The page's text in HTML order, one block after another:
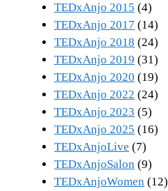
TEDxAnjo 2015 (4)
TEDxAnjo 2017 (14)
TEDxAnjo 2018 (24)
TEDxAnjo 2019 (31)
TEDxAnjo 2020 (19)
TEDxAnjo 2022 (24)
TEDxAnjo 2023 (5)
TEDxAnjo 2025 (16)
TEDxAnjoLive (7)
TEDxAnjoSalon (9)
TEDxAnjoWomen (12)